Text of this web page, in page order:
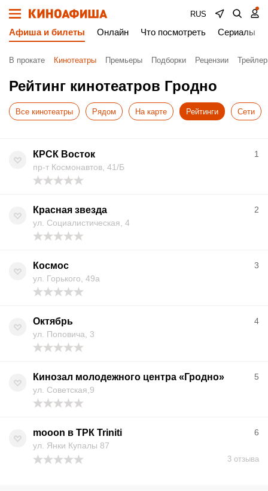
RUS
Афиша и билеты Онлайн Что посмотреть Сериалы
В прокате Кинотеатры Премьеры Подборки Рецензии
Рейтинг кинотеатров Гродно
Все кинотеатры Рядом На карте Рейтинги Сети
1
КРСК Восток
пр-т Космонавтов, 41/Б
2
Красная звезда
ул. Социалистическая, 4
3
Космос
ул. Горького, 49а
4
Октябрь
ул. Поповича, 3
5
Кинозал молодежного центра «Гродно»
ул. Советская,9
6
mooon в ТРК Triniti
ул. Янки Купалы 87
3 отзыва